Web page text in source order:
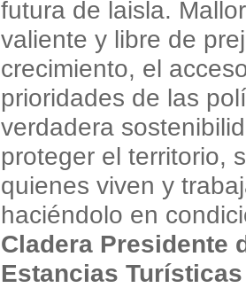
futura de laisla.
valiente y libre de
crecimiento, el
prioridades de las
verdadera
proteger el territorio,
quienes viven y
haciéndolo en
Cladera Presidente
Estancias